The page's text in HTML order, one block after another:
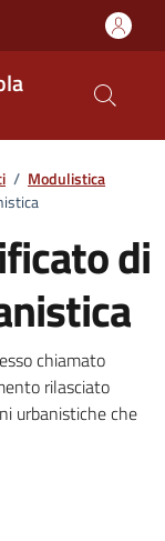
/ Modulistica
di
chiamato
rilasciato
urbanistiche che